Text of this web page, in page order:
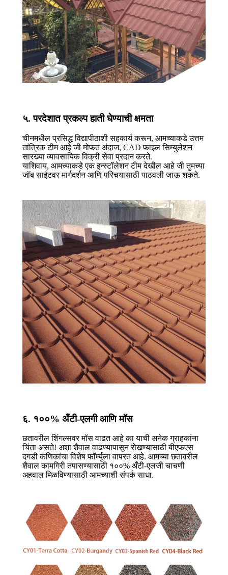
५. परदेशात प्रकल्प हाती घेण्याची क्षमता
चीनमधील प्रसिद्ध विद्यापीठाशी सहकार्य करून, आमच्याकडे उत्तम
तांत्रिक टीम आहे जी मोफत अंदाज, CAD फाइल सिम्युलेशन
सारख्या व्यावसायिक विक्री सेवा प्रदान करते.
याशिवाय, आमच्याकडे एक इन्स्टॉलेशन टीम देखील आहे जी तुमच्या
जॉब साईटवर मार्गदर्शन आणि परिचयासाठी पाठवली जाऊ शकते.
६. १००% अँटी-एलगी आणि मॉस
छतावरील शिंगल्सवर मॉस वाढत आहे का याची अनेक ग्राहकांना
चिंता असते! अशा शैवाल वाढण्यापासून रोखण्यासाठी बीएफएस
दगडी कणिकांचा विशेष फॉर्म्युला वापरत आहे. आमच्या छतावरील
शैवाल कामगिरी तपासण्यासाठी १००% अँटी-एलजी चाचणी
अहवाल मिळविण्यासाठी आमच्याशी संपर्क साधा.